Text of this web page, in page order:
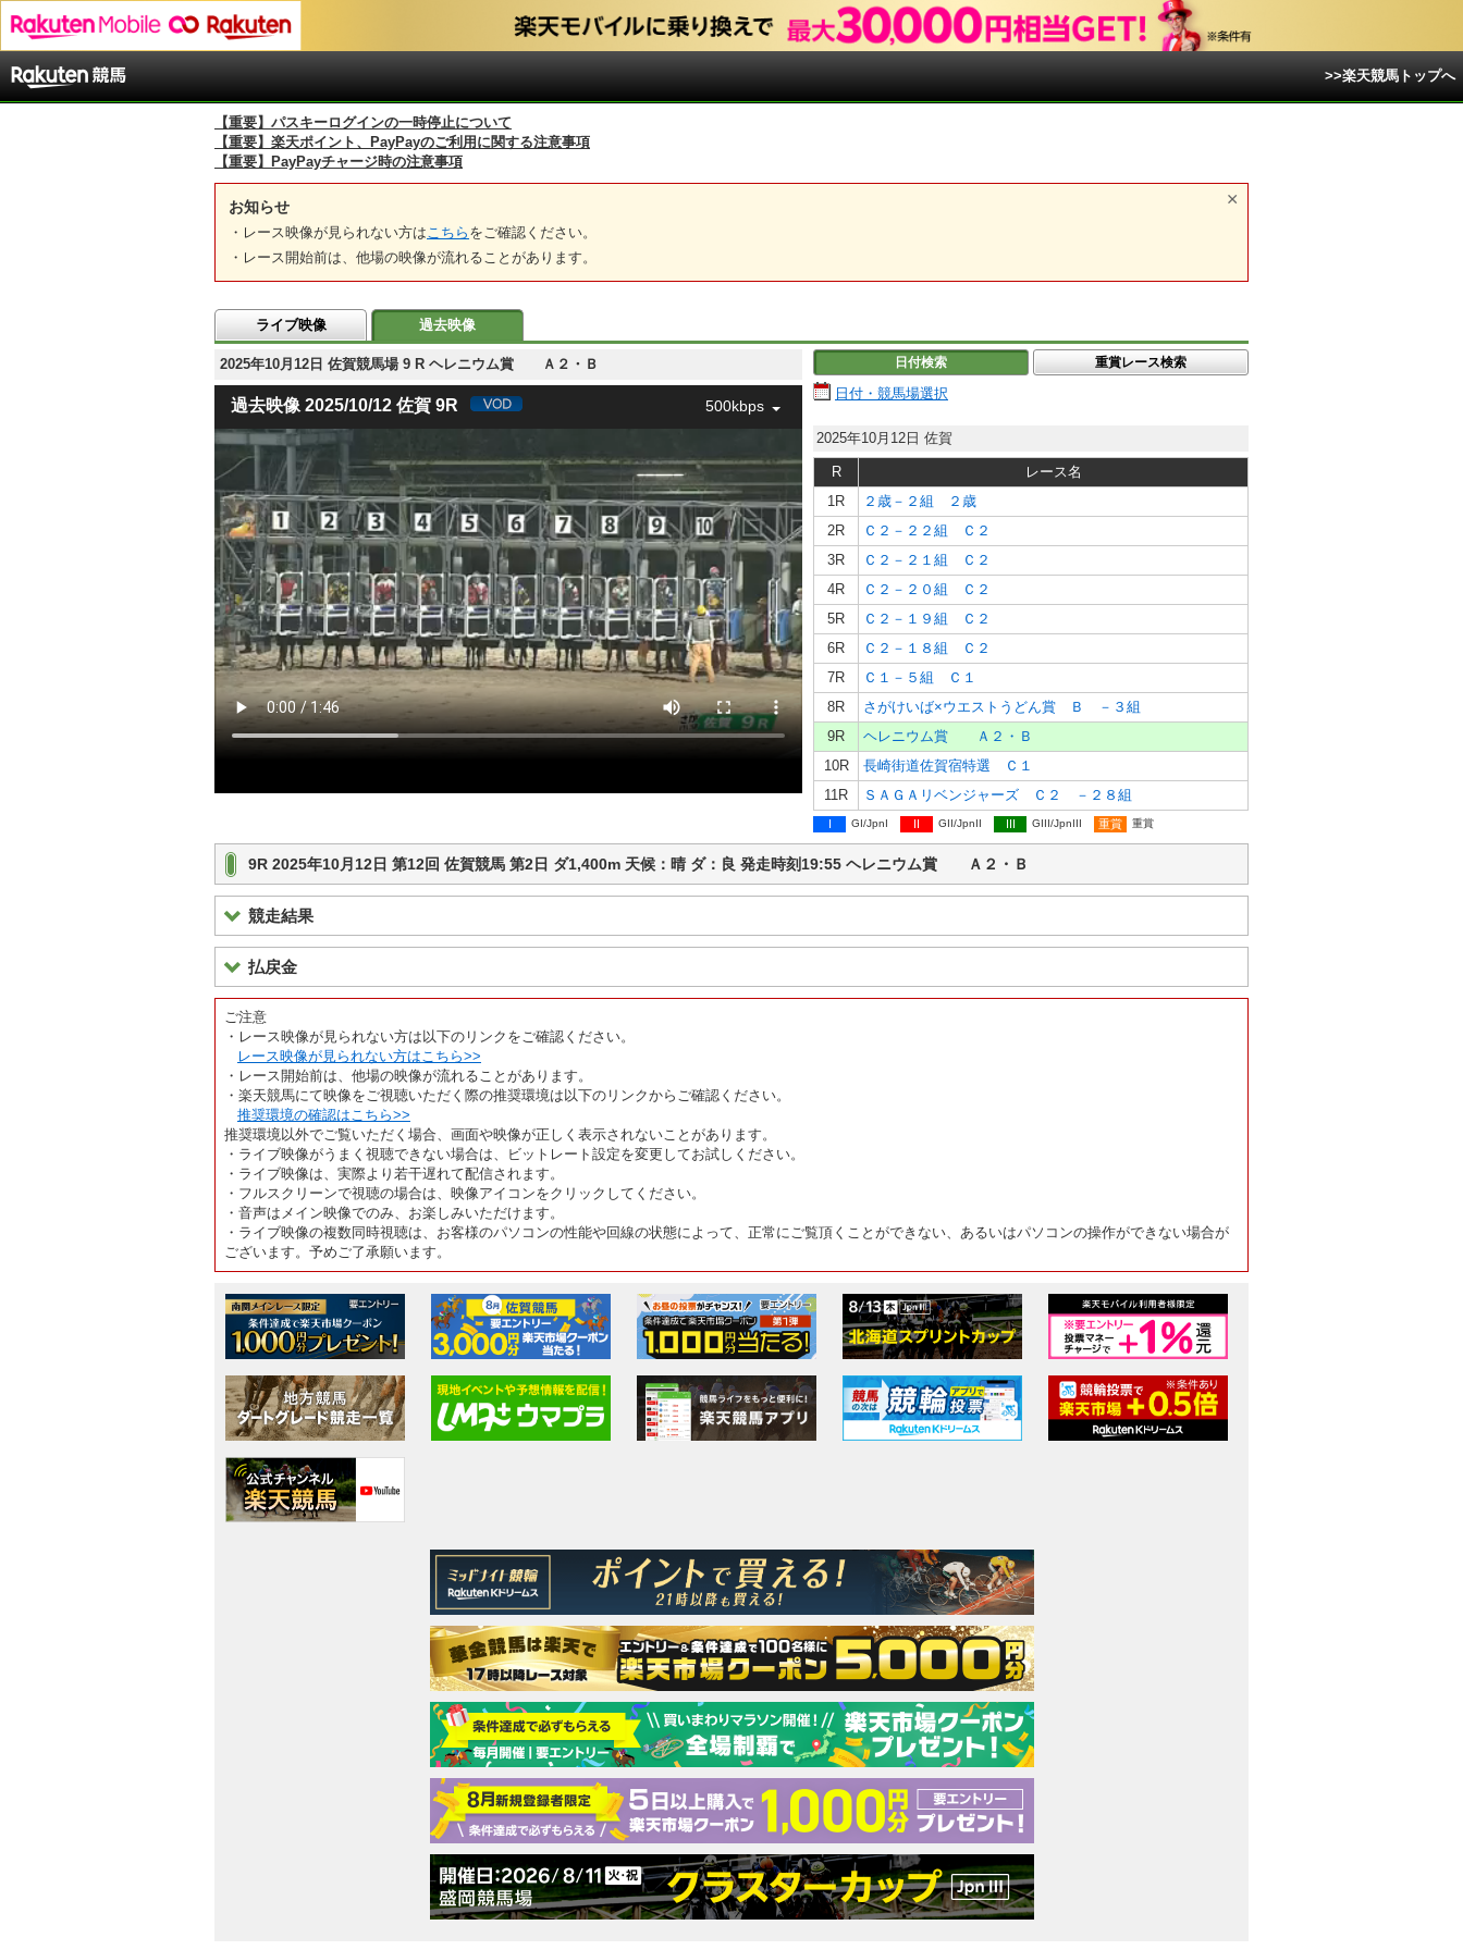
>>楽天競馬トップへ
【重要】パスキーログインの一時停止について
【重要】楽天ポイント、PayPayのご利用に関する注意事項
【重要】PayPayチャージ時の注意事項
お知らせ
・レース映像が見られない方は こちら をご確認ください。
・レース開始前は、他場の映像が流れることがあります。
ライブ映像 過去映像
2025年10月12日 佐賀競馬場 9 R ヘレニウム賞 Ａ２・Ｂ
過去映像 2025/10/12 佐賀 9R 500kbps
日付検索 重賞レース検索
日付・競馬場選択
2025年10月12日 佐賀
R
レース名
1R
２歳－２組 ２歳
2R
Ｃ２－２２組 Ｃ２
3R
Ｃ２－２１組 Ｃ２
4R
Ｃ２－２０組 Ｃ２
5R
Ｃ２－１９組 Ｃ２
6R
Ｃ２－１８組 Ｃ２
7R
Ｃ１－５組 Ｃ１
8R
さがけいば×ウエストうどん賞 Ｂ －３組
9R
ヘレニウム賞 Ａ２・Ｂ
10R
長崎街道佐賀宿特選 Ｃ１
11R
ＳＡＧＡリベンジャーズ Ｃ２ －２８組
I GI/JpnI II GII/JpnII III GIII/JpnIII 重賞 重賞
9R 2025年10月12日 第12回 佐賀競馬 第2日 ダ1,400m 天候：晴 ダ：良 発走時刻19:55 ヘレニウム賞 Ａ２・Ｂ
競走結果
払戻金
ご注意
・レース映像が見られない方は以下のリンクをご確認ください。
レース映像が見られない方はこちら>>
・レース開始前は、他場の映像が流れることがあります。
・楽天競馬にて映像をご視聴いただく際の推奨環境は以下のリンクからご確認ください。
推奨環境の確認はこちら>>
推奨環境以外でご覧いただく場合、画面や映像が正しく表示されないことがあります。
・ライブ映像がうまく視聴できない場合は、ビットレート設定を変更してお試しください。
・ライブ映像は、実際より若干遅れて配信されます。
・フルスクリーンで視聴の場合は、映像アイコンをクリックしてください。
・音声はメイン映像でのみ、お楽しみいただけます。
・ライブ映像の複数同時視聴は、お客様のパソコンの性能や回線の状態によって、正常にご覧頂くことができない、あるいはパソコンの操作ができない場合が
ございます。予めご了承願います。